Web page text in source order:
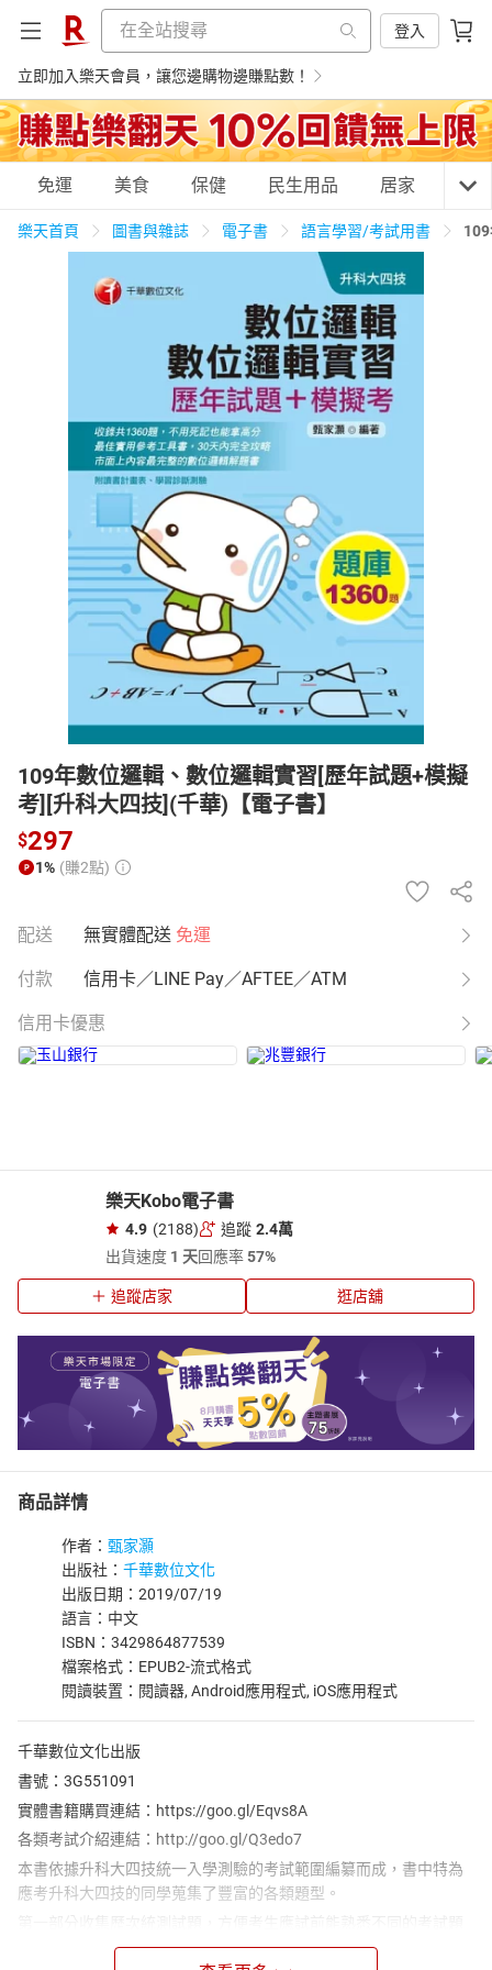
登入
立即加入樂天會員，讓您邊購物邊賺點數！
購物網分類
天天免運 美食蛋糕 養生保健 民生用品
3C家電 運動休閒 親子玩具
男裝
日本購物 電子/紙本書
HOT
免運 美食 保健 民生用品 居家 3C
樂天首頁 圖書與雜誌 電子書 語言學習/考試用書
109年數位邏輯、數位邏輯實習[歷年試題+模擬
考][升科大四技](千華)【電子書】
$297
1% (賺2點)
配送 無實體配送 免運
付款 信用卡／LINE Pay／AFTEE／ATM
信用卡優惠
樂天Kobo電子書
4.9 (2188) 追蹤 2.4萬
出貨速度 1 天回應率57%
追蹤店家 逛店舖
商品詳情
作者： 甄家灝
出版社： 千華數位文化
出版日期：2019/07/19
語言：中文
ISBN：3429864877539
檔案格式：EPUB2-流式格式
閱讀裝置：閱讀器, Android應用程式, iOS應用程式
千華數位文化出版
書號：3G551091
實體書籍購買連結：https://goo.gl/Eqvs8A
各類考試介紹連結：http://goo.gl/Q3edo7
本書依據升科大四技統一入學測驗的考試範圍編纂而成，書中特為
應考升科大四技的同學蒐集了豐富的各類題型。
型，以期達到迅速解題並且在考試中獲得高分。